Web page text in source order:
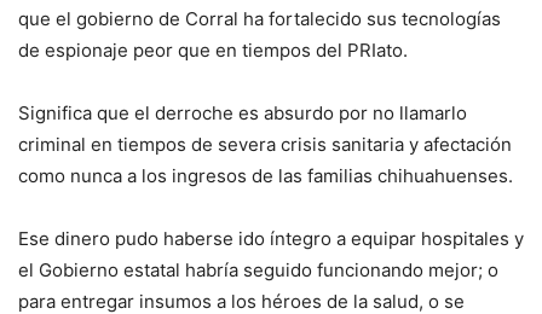
que el gobierno de Corral ha fortalecido sus tecnologías
de espionaje peor que en tiempos del PRIato.
Significa que el derroche es absurdo por no llamarlo
criminal en tiempos de severa crisis sanitaria y afectación
como nunca a los ingresos de las familias chihuahuenses.
Ese dinero pudo haberse ido íntegro a equipar hospitales y
el Gobierno estatal habría seguido funcionando mejor; o
para entregar insumos a los héroes de la salud, o se